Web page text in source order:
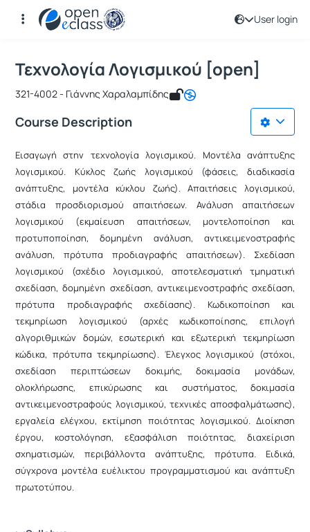
User login
Αρχική Σελίδα
Course : Τεχνολογία Λογισμικού
Course code : ICSD121
Τεχνολογία Λογισμικού [open]
321-4002 - Γιάννης Χαραλαμπίδης
Course Description
Εισαγωγή στην τεχνολογία λογισμικού. Μοντέλα ανάπτυξης
λογισμικού. Κύκλος ζωής λογισμικού (φάσεις, διαδικασία
ανάπτυξης, μοντέλα κύκλου ζωής). Απαιτήσεις λογισμικού,
στάδια προσδιορισμού απαιτήσεων. Ανάλυση απαιτήσεων
λογισμικού (εκμαίευση απαιτήσεων, μοντελοποίηση και
προτυποποίηση, δομημένη ανάλυση, αντικειμενοστραφής
ανάλυση, πρότυπα προδιαγραφής απαιτήσεων). Σχεδίαση
λογισμικού (σχέδιο λογισμικού, αποτελεσματική τμηματική
σχεδίαση, δομημένη σχεδίαση, αντικειμενοστραφής σχεδίαση,
πρότυπα προδιαγραφής σχεδίασης). Κωδικοποίηση και
τεκμηρίωση λογισμικού (αρχές κωδικοποίησης, επιλογή
αλγοριθμικών δομών, εσωτερική και εξωτερική τεκμηρίωση
κώδικα, πρότυπα τεκμηρίωσης). Έλεγχος λογισμικού (στόχοι,
σχεδίαση περιπτώσεων δοκιμής, δοκιμασία μονάδων,
ολοκλήρωσης, επικύρωσης και συστήματος, δοκιμασία
αντικειμενοστραφούς λογισμικού, τεχνικές αποσφαλμάτωσης),
εργαλεία ελέγχου, εκτίμηση ποιότητας λογισμικού. Διοίκηση
έργου, κοστολόγηση, εξασφάλιση ποιότητας, διαχείριση
σχηματισμών, περιβάλλοντα ανάπτυξης, πρότυπα. Ειδικά,
σύγχρονα μοντέλα ευέλικτου προγραμματισμού και ανάπτυξη
πρωτοτύπου.